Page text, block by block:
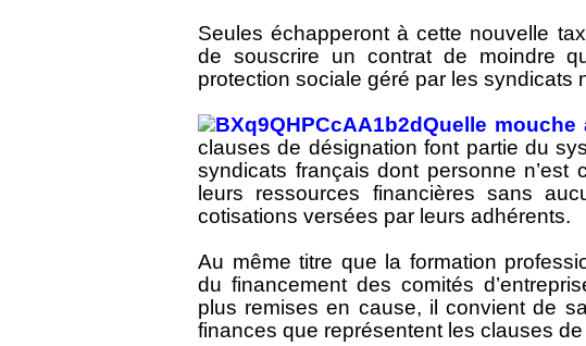
Seules échapperont à cette nouvelle
de souscrire un contrat de moindre
protection sociale géré par les syndicats
Quelle mouche
clauses de désignation font partie du
syndicats français dont personne n’est
leurs ressources financières sans
cotisations versées par leurs adhérents.
Au même titre que la formation
du financement des comités
plus remises en cause, il convient de
finances que représentent les clauses